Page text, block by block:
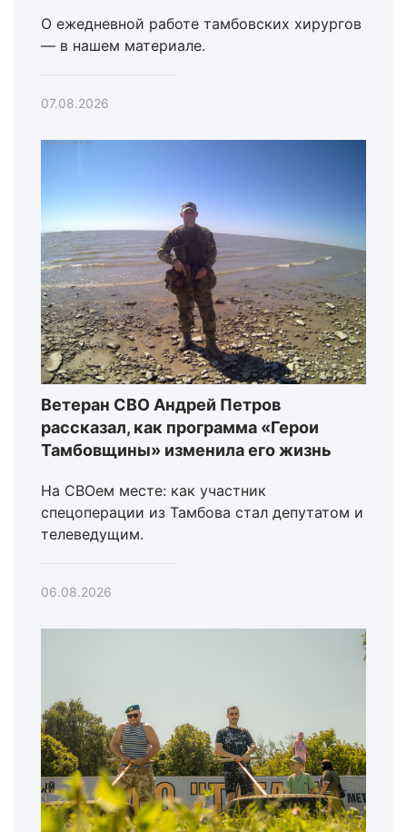
О ежедневной работе тамбовских хирургов
— в нашем материале.
07.08.2026
Ветеран СВО Андрей Петров
рассказал, как программа «Герои
Тамбовщины» изменила его жизнь
На СВОем месте: как участник
спецоперации из Тамбова стал депутатом и
телеведущим.
06.08.2026